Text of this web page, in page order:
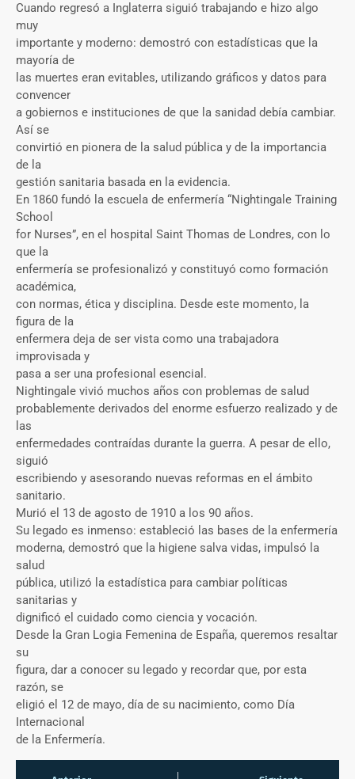
Cuando regresó a Inglaterra siguió trabajando e hizo algo
muy
importante y moderno: demostró con estadísticas que la
mayoría de
las muertes eran evitables, utilizando gráficos y datos para
convencer
a gobiernos e instituciones de que la sanidad debía cambiar.
Así se
convirtió en pionera de la salud pública y de la importancia
de la
gestión sanitaria basada en la evidencia.
En 1860 fundó la escuela de enfermería “Nightingale Training
School
for Nurses”, en el hospital Saint Thomas de Londres, con lo
que la
enfermería se profesionalizó y constituyó como formación
académica,
con normas, ética y disciplina. Desde este momento, la
figura de la
enfermera deja de ser vista como una trabajadora
improvisada y
pasa a ser una profesional esencial.
Nightingale vivió muchos años con problemas de salud
probablemente derivados del enorme esfuerzo realizado y de
las
enfermedades contraídas durante la guerra. A pesar de ello,
siguió
escribiendo y asesorando nuevas reformas en el ámbito
sanitario.
Murió el 13 de agosto de 1910 a los 90 años.
Su legado es inmenso: estableció las bases de la enfermería
moderna, demostró que la higiene salva vidas, impulsó la
salud
pública, utilizó la estadística para cambiar políticas
sanitarias y
dignificó el cuidado como ciencia y vocación.
Desde la Gran Logia Femenina de España, queremos resaltar
su
figura, dar a conocer su legado y recordar que, por esta
razón, se
eligió el 12 de mayo, día de su nacimiento, como Día
Internacional
de la Enfermería.